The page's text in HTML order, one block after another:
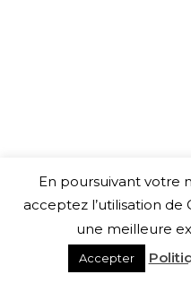
En poursuivant votre
acceptez l’utilisation
une meilleure
Accepter